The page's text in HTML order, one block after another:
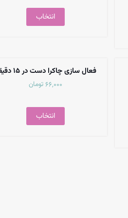
انتخاب
فعال سازی چاکرا دست در ۱۵ دقیقه
66,000 تومان
انتخاب